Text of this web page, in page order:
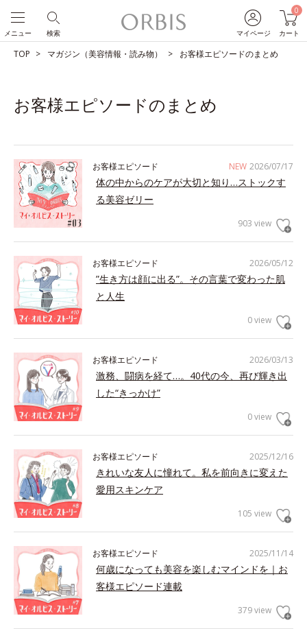
マイページ
0
カート
検索
メニュー
TOP マガジン（美容情報・読み物） お客様エピソードのまとめ
お客様エピソードのまとめ
NEW 2026/07/17
お客様エピソード
体の中からのケアが大切と知り…ストックす
る美容ゼリー
903 view
2026/05/12
お客様エピソード
”生き方は顔に出る”。その言葉で変わった肌
と人生
0 view
2026/03/13
お客様エピソード
激務、闘病を経て…。40代の今、再び輝き出
した“きっかけ”
0 view
2025/12/16
お客様エピソード
きれいな友人に憧れて。私を前向きに変えた
愛用スキンケア
105 view
2025/11/14
お客様エピソード
何歳になっても美容を楽しむマインドを｜お
客様エピソード連載
379 view